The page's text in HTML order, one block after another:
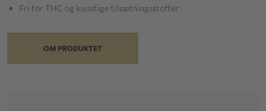
Fri for THC og kunstige tilsætningsstoffer
OM PRODUKTET